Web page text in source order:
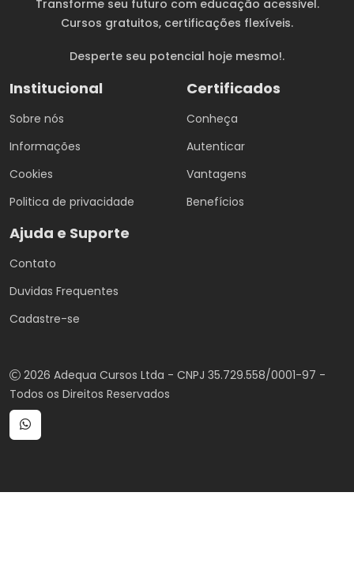
Transforme seu futuro com educação acessivel.
Cursos gratuitos, certificações flexíveis.
Desperte seu potencial hoje mesmo!.
Institucional
Sobre nós
Informações
Cookies
Politica de privacidade
Certificados
Conheça
Autenticar
Vantagens
Benefícios
Ajuda e Suporte
Contato
Duvidas Frequentes
Cadastre-se
2026 Adequa Cursos Ltda - CNPJ 35.729.558/0001-97 -
Todos os Direitos Reservados